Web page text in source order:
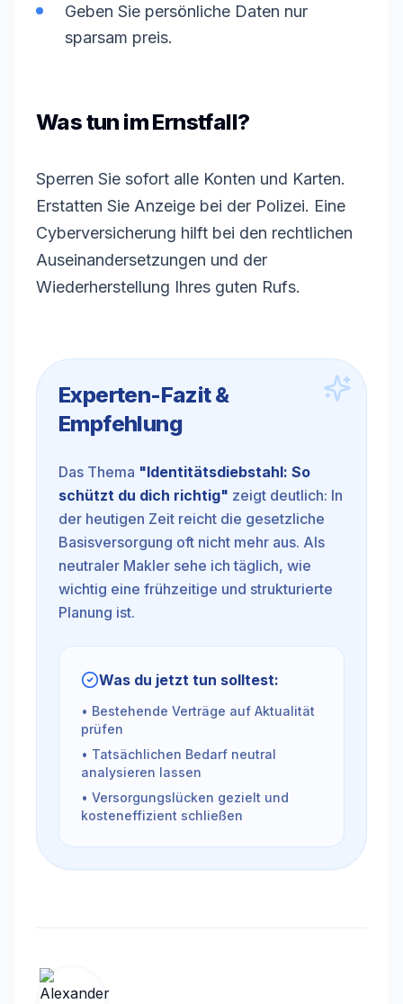
Geben Sie persönliche Daten nur
sparsam preis.
Was tun im Ernstfall?
Sperren Sie sofort alle Konten und Karten.
Erstatten Sie Anzeige bei der Polizei. Eine
Cyberversicherung hilft bei den rechtlichen
Auseinandersetzungen und der
Wiederherstellung Ihres guten Rufs.
Experten-Fazit &
Empfehlung
Das Thema "Identitätsdiebstahl: So
schützt du dich richtig" zeigt deutlich: In
der heutigen Zeit reicht die gesetzliche
Basisversorgung oft nicht mehr aus. Als
neutraler Makler sehe ich täglich, wie
wichtig eine frühzeitige und strukturierte
Planung ist.
Was du jetzt tun solltest:
• Bestehende Verträge auf Aktualität
prüfen
• Tatsächlichen Bedarf neutral
analysieren lassen
• Versorgungslücken gezielt und
kosteneffizient schließen